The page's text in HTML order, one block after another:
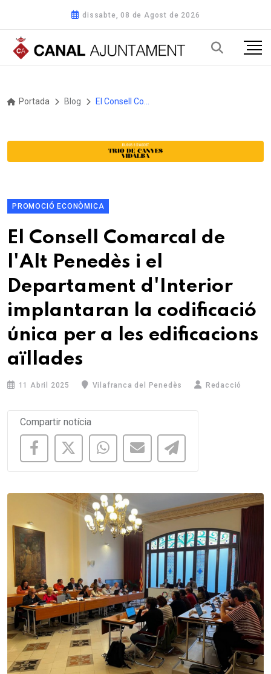
dissabte, 08 de Agost de 2026
Portada Blog
PROMOCIÓ ECONÒMICA
El Consell Comarcal de
l'Alt Penedès i el
Departament d'Interior
implantaran la codificació
única per a les edificacions
aïllades
11 Abril 2025 Vilafranca del Penedès Redacció
Compartir notícia